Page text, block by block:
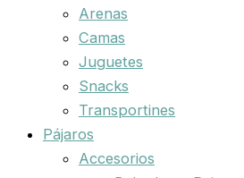
Arenas
Camas
Juguetes
Snacks
Transportines
Pájaros
Accesorios